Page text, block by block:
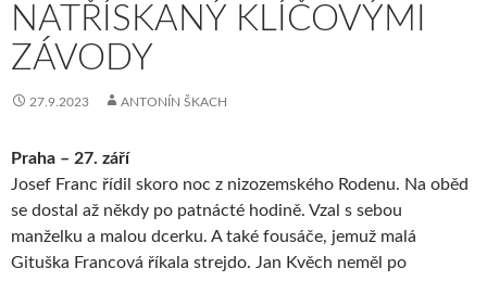
NATŘÍSKANÝ KLÍČOVÝMI
ZÁVODY
27.9.2023 ANTONÍN ŠKACH
Praha – 27. září
Josef Franc řídil skoro noc z nizozemského Rodenu. Na oběd
se dostal až někdy po patnácté hodině. Vzal s sebou
manželku a malou dcerku. A také fousáče, jemuž malá
Gituška Francová říkala strejdo. Jan Kvěch neměl po